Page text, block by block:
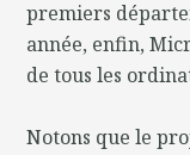
premiers
année, enfin,
de tous les
Notons que le